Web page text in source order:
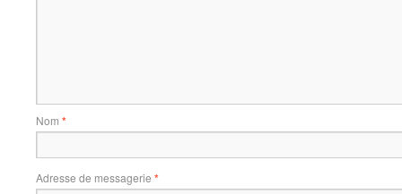
Nom *
Adresse de messagerie *